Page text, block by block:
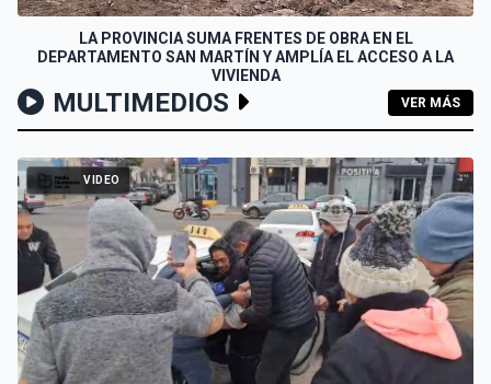
LA PROVINCIA SUMA FRENTES DE OBRA EN EL
DEPARTAMENTO SAN MARTÍN Y AMPLÍA EL ACCESO A LA
VIVIENDA
MULTIMEDIOS VER MÁS
VIDEO